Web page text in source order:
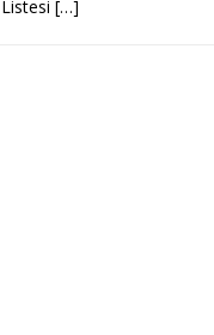
Listesi […]